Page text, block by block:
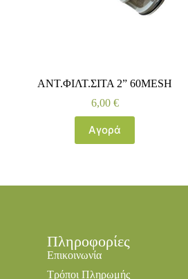
ΑΝΤ.ΦΙΛΤ.ΣΙΤΑ 2” 60MESH
6,00 €
Αγορά
Πληροφορίες
Επικοινωνία
Τρόποι Πληρωμής